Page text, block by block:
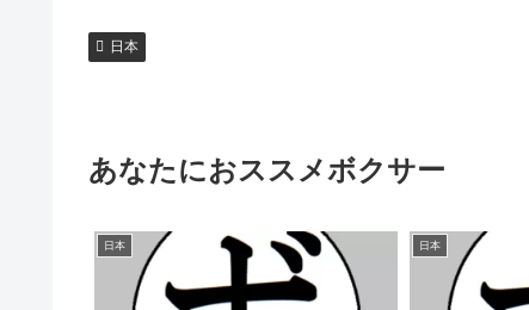
日本
あなたにおススメボクサー
日本 日本